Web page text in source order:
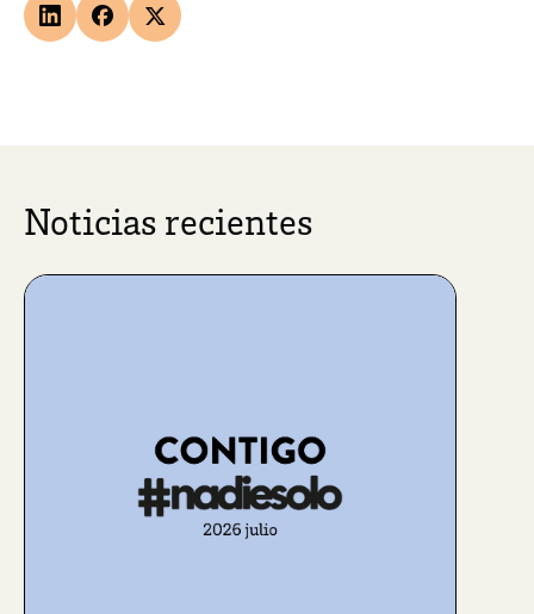
Noticias recientes